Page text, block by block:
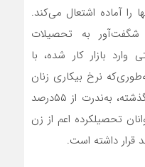
را آماده اشتعال می‌کند.
به تحصیلات
بازار کار شده، با
نرخ بیکاری زنان
جوان تحصیلکرده طی سال‌های گذشته، به‌‌‌‌‌‌ندرت از ۵۵‌درصد
تحصیلکرده اعم از زن